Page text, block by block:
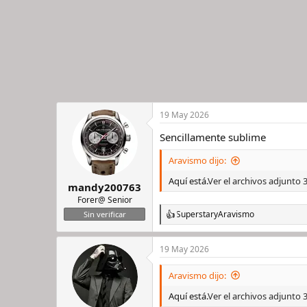
mandy200763
Forer@ Senior
Sin verificar
19 May 2026
Sencillamente sublime
Aravismo dijo:
Aquí está.Ver el archivos adjunto
R
e
a
c
c
SuperstaryAravismo
19 May 2026
Aravismo dijo:
Aquí está.Ver el archivos adjunto